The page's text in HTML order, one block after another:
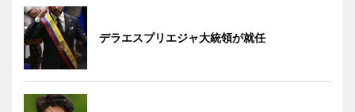
デラエスプリエジャ大統領が就任